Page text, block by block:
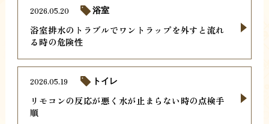
浴室排水のトラブルでワントラップを外すと流れ
る時の危険性
2026.05.20 浴室
リモコンの反応が悪く水が止まらない時の点検手
順
2026.05.19 トイレ